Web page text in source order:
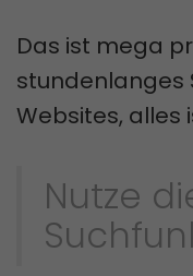
Das ist mega
stundenlanges
Websites, alles
Nutze